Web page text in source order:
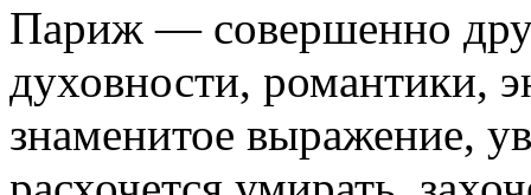
Париж — совершенно
духовности, романтики,
знаменитое выражение,